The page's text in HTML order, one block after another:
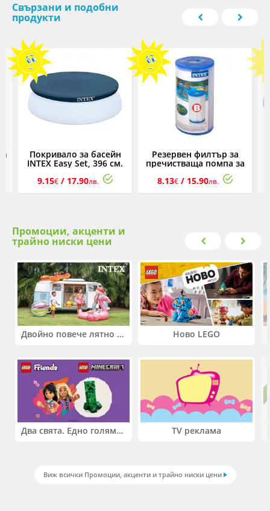
Свързани и подобни
продукти
Покривало за басейн
INTEX Easy Set, 396 см.
9.15€/ 17.90лв.
Резервен филтър за
пречистваща помпа за
басейн INTEX, тип B
8.13€/ 15.90лв.
Промоции, акценти и
трайно ниски цени
Двойно повече лятно забавление! Купи 2 продукта INTEX и вземи -33%
Два свята. Едно голямо приключение. Купи 2 продукта LEGO® Friends и/или LEGO® Minecraft и вземи -27%
Ново LEGO
TV реклама
Виж всички Промоции, акценти и трайно ниски цени